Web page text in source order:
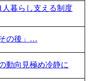
暮らし支える制度
の後」…
動向見極め冷静に